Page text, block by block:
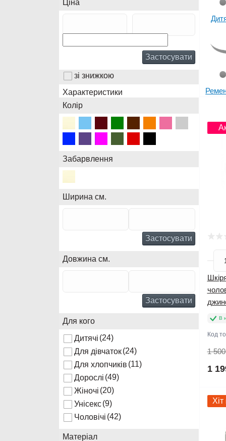
Ціна
Застосувати
зі знижкою
Характеристики
Колір
Забарвлення
Ширина см.
Застосувати
Довжина см.
Застосувати
Для кого
Дитячі (24)
Для дівчаток(24)
Для хлопчиків (11)
Дорослі (49)
Жіночі (20)
Унісекс(9)
Чоловічі (42)
Матеріал
В
Код
1 500
1